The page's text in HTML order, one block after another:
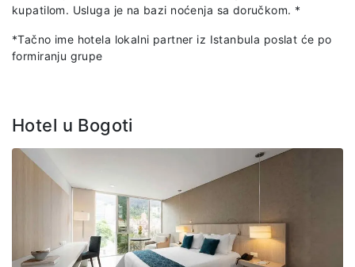
kupatilom. Usluga je na bazi noćenja sa doručkom. *
*Tačno ime hotela lokalni partner iz Istanbula poslat će po
formiranju grupe
Hotel u Bogoti